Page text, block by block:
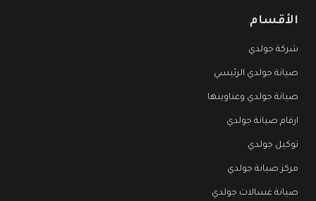
الأقسام
شركة جولدي
صيانة جولدي الرئيسي
صيانة جولدي وعناوينها
ارقام صيانة جولدي
توكيل جولدي
مركز صيانة جولدي
صيانة غسالات جولدي